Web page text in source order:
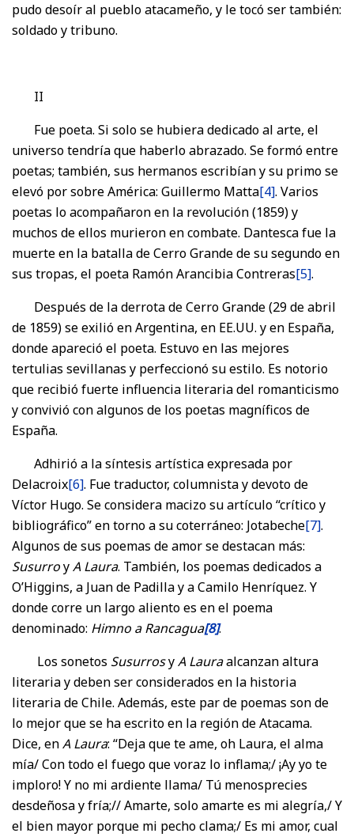
pudo desoír al pueblo atacameño, y le tocó ser también:
soldado y tribuno.
II
Fue poeta. Si solo se hubiera dedicado al arte, el
universo tendría que haberlo abrazado. Se formó entre
poetas; también, sus hermanos escribían y su primo se
elevó por sobre América: Guillermo Matta[4]. Varios
poetas lo acompañaron en la revolución (1859) y
muchos de ellos murieron en combate. Dantesca fue la
muerte en la batalla de Cerro Grande de su segundo en
sus tropas, el poeta Ramón Arancibia Contreras[5].
Después de la derrota de Cerro Grande (29 de abril
de 1859) se exilió en Argentina, en EE.UU. y en España,
donde apareció el poeta. Estuvo en las mejores
tertulias sevillanas y perfeccionó su estilo. Es notorio
que recibió fuerte influencia literaria del romanticismo
y convivió con algunos de los poetas magníficos de
España.
Adhirió a la síntesis artística expresada por
Delacroix[6]. Fue traductor, columnista y devoto de
Víctor Hugo. Se considera macizo su artículo “crítico y
bibliográfico” en torno a su coterráneo: Jotabeche[7].
Algunos de sus poemas de amor se destacan más:
SusurroyA Laura. También, los poemas dedicados a
O’Higgins, a Juan de Padilla y a Camilo Henríquez. Y
donde corre un largo aliento es en el poema
denominado: Himno a Rancagua[8].
Los sonetos SusurrosyA Lauraalcanzan altura
literaria y deben ser considerados en la historia
literaria de Chile. Además, este par de poemas son de
lo mejor que se ha escrito en la región de Atacama.
Dice, enA Laura: “Deja que te ame, oh Laura, el alma
mía/ Con todo el fuego que voraz lo inflama;/ ¡Ay yo te
imploro! Y no mi ardiente llama/ Tú menosprecies
desdeñosa y fría;// Amarte, solo amarte es mi alegría,/ Y
el bien mayor porque mi pecho clama;/ Es mi amor, cual